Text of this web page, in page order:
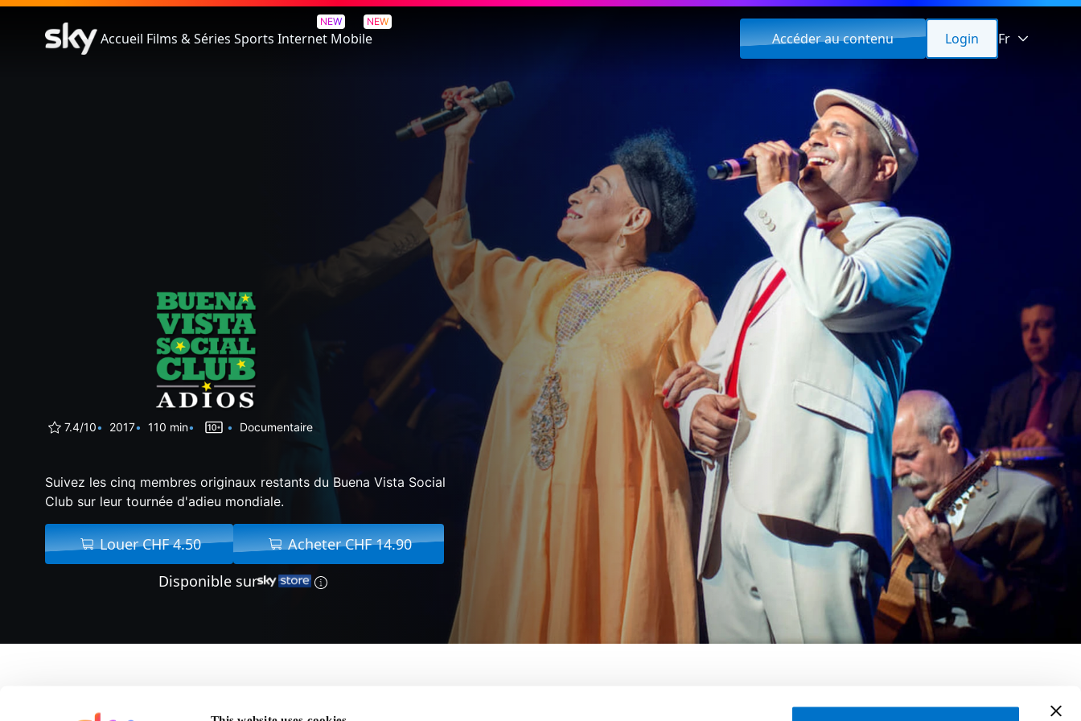
Accueil Films & Séries Sports
NEW
Internet
NEW
Mobile Accéder au contenu Login Fr
Buena Vista Social Club: Adios
7.4/10 2017 110 min Documentaire
Suivez les cinq membres originaux restants du Buena Vista Social
Club sur leur tournée d'adieu mondiale.
Louer CHF 4.50
Acheter CHF 14.90
Disponible sur